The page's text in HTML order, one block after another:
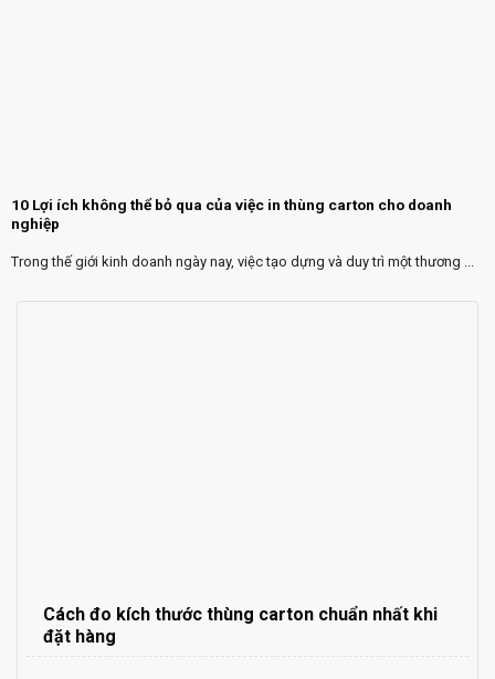
10 Lợi ích không thể bỏ qua của việc in thùng carton cho doanh
nghiệp
Trong thế giới kinh doanh ngày nay, việc tạo dựng và duy trì một thương ...
Cách đo kích thước thùng carton chuẩn nhất khi
đặt hàng